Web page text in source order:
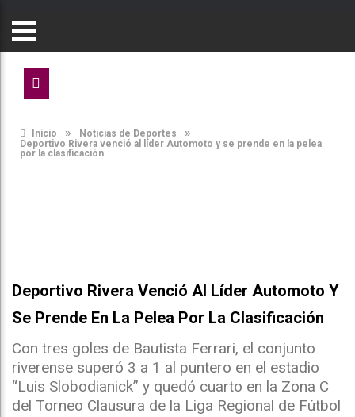
Inicio » Noticias de Deportes »
Deportivo Rivera venció al líder Automoto y se prende en la pelea
por la clasificación
Deportivo Rivera Venció Al Líder Automoto Y
Se Prende En La Pelea Por La Clasificación
Con tres goles de Bautista Ferrari, el conjunto
riverense superó 3 a 1 al puntero en el estadio
“Luis Slobodianick” y quedó cuarto en la Zona C
del Torneo Clausura de la Liga Regional de Fútbol